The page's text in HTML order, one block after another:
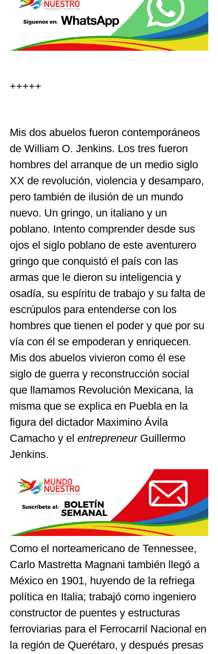
+++++
Mis dos abuelos fueron contemporáneos
de William O. Jenkins. Los tres fueron
hombres del arranque de un medio siglo
XX de revolución, violencia y desamparo,
pero también de ilusión de un mundo
nuevo. Un gringo, un italiano y un
poblano. Intento comprender desde sus
ojos el siglo poblano de este aventurero
gringo que conquistó el país con las
armas que le dieron su inteligencia y
osadía, su espíritu de trabajo y su falta de
escrúpulos para entenderse con los
hombres que tienen el poder y que por su
vía con él se empoderan y enriquecen.
Mis dos abuelos vivieron como él ese
siglo de guerra y reconstrucción social
que llamamos Revolución Mexicana, la
misma que se explica en Puebla en la
figura del dictador Maximino Ávila
Camacho y el entrepreneur Guillermo
Jenkins.
Como el norteamericano de Tennessee,
Carlo Mastretta Magnani también llegó a
México en 1901, huyendo de la refriega
política en Italia; trabajó como ingeniero
constructor de puentes y estructuras
ferroviarias para el Ferrocarril Nacional en
la región de Querétaro, y después presas